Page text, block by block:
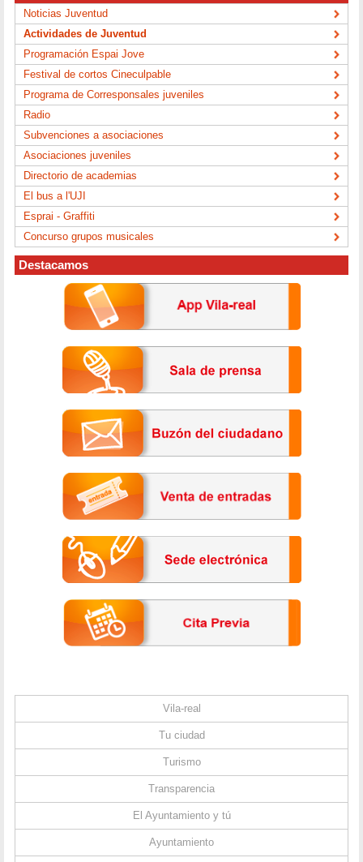
Noticias Juventud
Actividades de Juventud
Programación Espai Jove
Festival de cortos Cineculpable
Programa de Corresponsales juveniles
Radio
Subvenciones a asociaciones
Asociaciones juveniles
Directorio de academias
El bus a l'UJI
Esprai - Graffiti
Concurso grupos musicales
Destacamos
Vila-real
Tu ciudad
Turismo
Transparencia
El Ayuntamiento y tú
Ayuntamiento